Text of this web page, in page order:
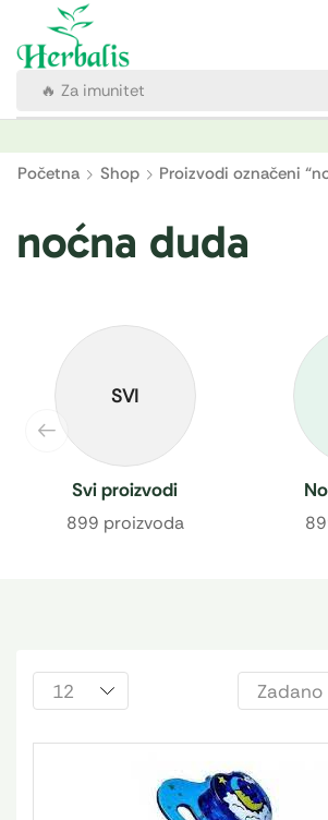
🔥 Za imunitet
Početna Shop Proizvodi označeni
noćna duda
SVI
Svi proizvodi
899 proizvoda